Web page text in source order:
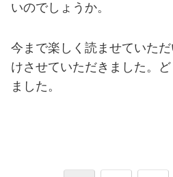
いのでしょうか。
今まで楽しく読ませていた
けさせていただきました。
ました。